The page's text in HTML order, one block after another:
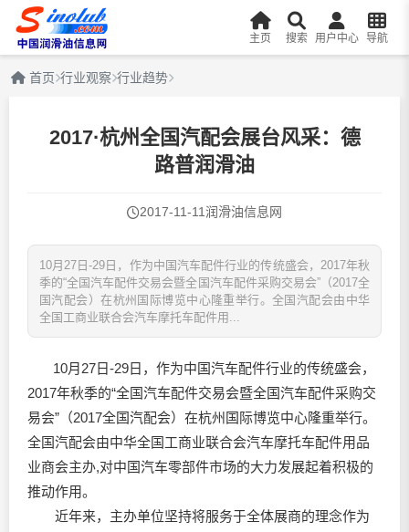
主页 搜索 用户中心 导航
首页 行业观察 行业趋势
2017·杭州全国汽配会展台风采：德
路普润滑油
2017-11-11润滑油信息网
10月27日-29日，作为中国汽车配件行业的传统盛会，2017年秋
季的“全国汽车配件交易会暨全国汽车配件采购交易会”（2017全
国汽配会）在杭州国际博览中心隆重举行。全国汽配会由中华
全国工商业联合会汽车摩托车配件用...
10月27日-29日，作为中国汽车配件行业的传统盛会，
2017年秋季的“全国汽车配件交易会暨全国汽车配件采购交
易会”（2017全国汽配会）在杭州国际博览中心隆重举行。
全国汽配会由中华全国工商业联合会汽车摩托车配件用品
业商会主办,对中国汽车零部件市场的大力发展起着积极的
推动作用。
近年来，主办单位坚持将服务于全体展商的理念作为